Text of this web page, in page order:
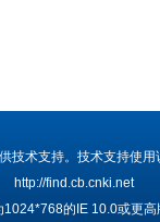
技术支持。技术支持使
http://find.cb.cnki.net
1024*768的IE 10.0或更